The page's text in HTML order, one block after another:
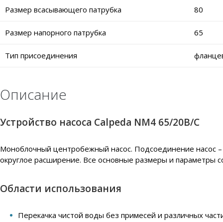
Размер всасывающего патрубка 80
Размер напорного патрубка 65
Тип присоединения
Описание
Устройство насоса Calpeda NM4 65/20B/C
Моноблочный центробежный насос. Подсоединение насос
округлое расширение. Все основные размеры и параметры
Области использования
Перекачка чистой воды без примесей и различных